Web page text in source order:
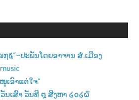
໗໕”~ປະພັນໂດຍອາຈານ ສໍ.ເມືອງ
ເອົາແຕ່ໃຈ”
ນເສົາ ວັນທີ ໘ ສີງຫາ ໒໐໒໖